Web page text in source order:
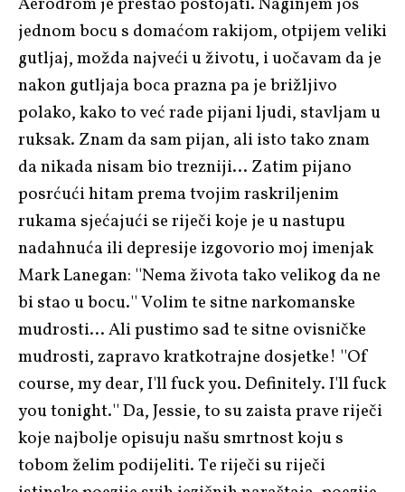
jednom bocu s domaćom rakijom, otpijem veliki
gutljaj, možda najveći u životu, i uočavam da je
nakon gutljaja boca prazna pa je brižljivo
polako, kako to već rade pijani ljudi, stavljam u
ruksak. Znam da sam pijan, ali isto tako znam
da nikada nisam bio trezniji… Zatim pijano
posrćući hitam prema tvojim raskriljenim
rukama sjećajući se riječi koje je u nastupu
nadahnuća ili depresije izgovorio moj imenjak
Mark Lanegan: ''Nema života tako velikog da ne
bi stao u bocu.'' Volim te sitne narkomanske
mudrosti… Ali pustimo sad te sitne ovisničke
mudrosti, zapravo kratkotrajne dosjetke! ''Of
course, my dear, I'll fuck you. Definitely. I'll fuck
you tonight.'' Da, Jessie, to su zaista prave riječi
koje najbolje opisuju našu smrtnost koju s
tobom želim podijeliti. Te riječi su riječi